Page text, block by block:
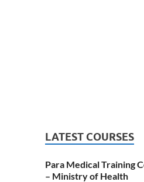
LATEST COURSES
Para Medical Training
– Ministry of Health